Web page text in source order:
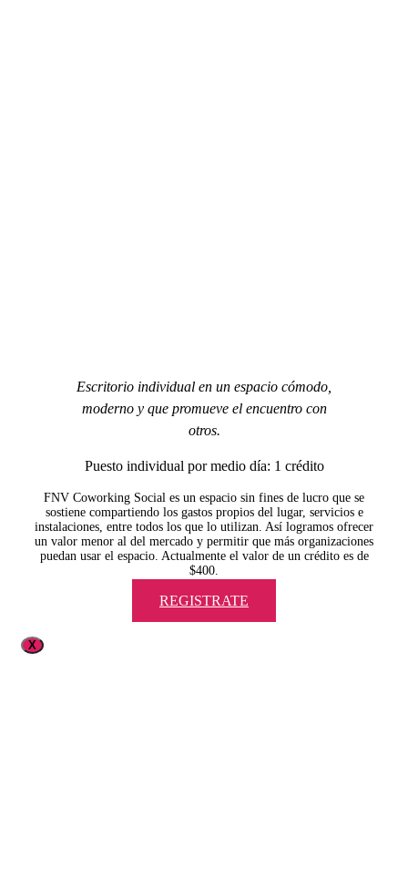
Escritorio individual en un espacio cómodo,
moderno y que promueve el encuentro con
otros.
Puesto individual por medio día: 1 crédito
FNV Coworking Social es un espacio sin fines de lucro que se
sostiene compartiendo los gastos propios del lugar, servicios e
instalaciones, entre todos los que lo utilizan. Así logramos ofrecer
un valor menor al del mercado y permitir que más organizaciones
puedan usar el espacio. Actualmente el valor de un crédito es de
$400.
REGISTRATE
X